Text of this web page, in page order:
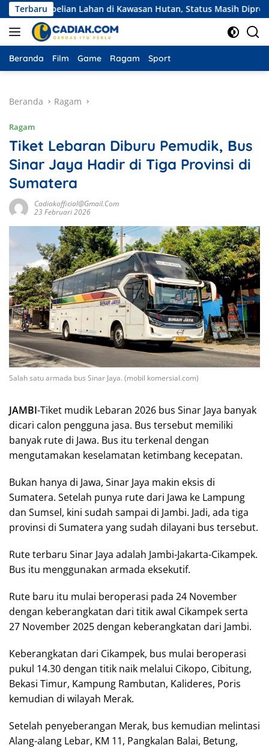
Langsung
ke
konten
Terbaru
Lahan di Kawasan Hutan, Status Masih Diproses
Beranda Film Game Ragam Sport
Beranda Ragam
Ragam
Tiket Lebaran Diburu Pemudik, Bus
Sinar Jaya Hadir di Tiga Provinsi di
Sumatera
Cadiakofficial@gmail.com
23 Februari 2026
Salah satu armada bus Sinar Jaya. (mobil komersial.com)
JAMBI-Tiket mudik Lebaran 2026 bus Sinar Jaya banyak
dicari calon pengguna jasa. Bus tersebut memiliki
banyak rute di Jawa. Bus itu terkenal dengan
mengutamakan keselamatan ketimbang kecepatan.
Bukan hanya di Jawa, Sinar Jaya makin eksis di
Sumatera. Setelah punya rute dari Jawa ke Lampung
dan Sumsel, kini sudah sampai di Jambi. Jadi, ada tiga
provinsi di Sumatera yang sudah dilayani bus tersebut.
Rute terbaru Sinar Jaya adalah Jambi-Jakarta-Cikampek.
Bus itu menggunakan armada eksekutif.
Rute baru itu mulai beroperasi pada 24 November
dengan keberangkatan dari titik awal Cikampek serta
27 November 2025 dengan keberangkatan dari Jambi.
Keberangkatan dari Cikampek, bus mulai beroperasi
pukul 14.30 dengan titik naik melalui Cikopo, Cibitung,
Bekasi Timur, Kampung Rambutan, Kalideres, Poris
kemudian di wilayah Merak.
Setelah penyeberangan Merak, bus kemudian melintasi
Alang-alang Lebar, KM 11, Pangkalan Balai, Betung,